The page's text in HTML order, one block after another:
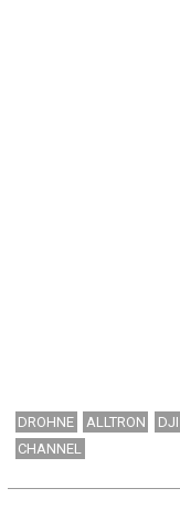
DROHNE ALLTRON DJI
CHANNEL